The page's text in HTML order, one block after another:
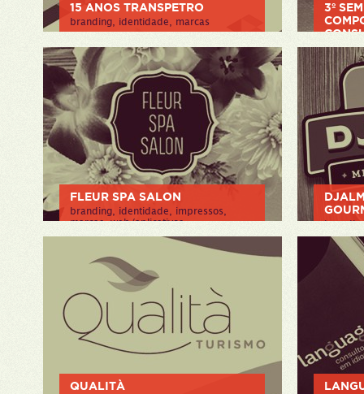
15 ANOS TRANSPETRO
branding, identidade, marcas
3º
> VER
FLEUR SPA SALON
branding, identidade, impressos,
marcas, web/aplicativos
> VER PROJETO
> VER
QUALITÀ